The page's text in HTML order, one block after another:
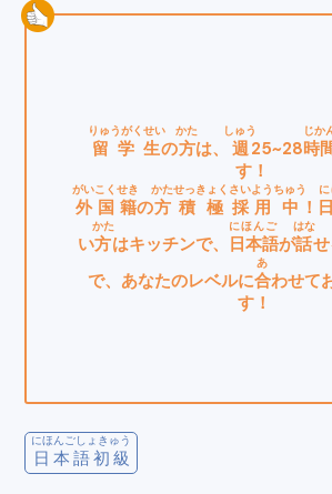
留学生
りゅうがくせい
の方
かた
は、 週
しゅう
25~28時
じか
す！
外国籍
がいこくせき
の方
かた
積極
せっきょく
採用
さいよう
中
ちゅう
！
い方
かた
はキッチンで、 日本語
にほんご
が話
はな
で、あなたのレベルに合
あ
わせて
す！
日本語初級
にほんごしょきゅう